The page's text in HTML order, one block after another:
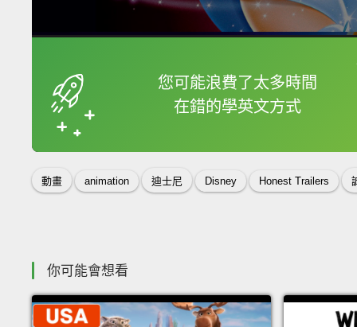
您可能浪費了太多時間
在錯的學英文方式
框選或點兩下字幕可
動畫 animation 迪士尼 Disney Honest Trailers
你可能會想看